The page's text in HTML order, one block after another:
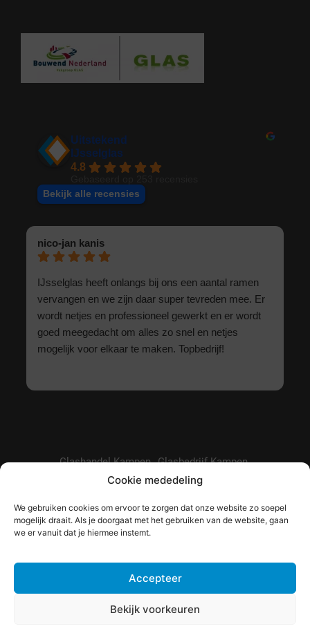
Cookie mededeling
We gebruiken cookies om ervoor te zorgen dat onze website zo soepel
mogelijk draait. Als je doorgaat met het gebruiken van de website, gaan
we er vanuit dat je hiermee instemt.
Accepteer
Bekijk voorkeuren
Uitstekend
IJsselglas
4.8
Bekijk alle recensies
nico-jan kanis
IJsselglas heeft onlangs bij ons een aantal ramen
vervangen en we zijn daar super tevreden mee. Er
wordt netjes en professioneel gewerkt en er wordt
goed meegedacht om alles zo snel en netjes
mogelijk voor elkaar te maken. Topbedrijf!
Glashandel Kampen Glasbedrijf Kampen
Glashandel Zwolle Glaszetter Genemuiden
Glaszetter Emmeloord Glaszetter Dronten
Glas online bestellen Subsidie op isolatieglas
© Copyright IJsselglas |Privacyverklaring